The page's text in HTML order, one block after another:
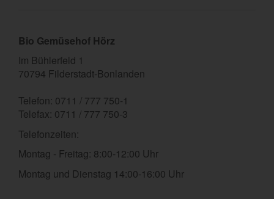
Bio Gemüsehof Hörz
Im Bühlerfeld 1
70794 Filderstadt-Bonlanden
Telefon: 0711 / 777 750-1
Telefax: 0711 / 777 750-3
Telefonzeiten:
Montag - Freitag: 8:00-12:00 Uhr
Montag und Dienstag 14:00-16:00 Uhr